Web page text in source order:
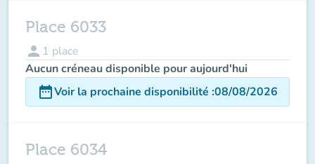
Place 6033
person 1 place
Aucun créneau disponible pour aujourd'hui
date_rangeVoir la prochaine disponibilité :08/08/2026
Place 6034